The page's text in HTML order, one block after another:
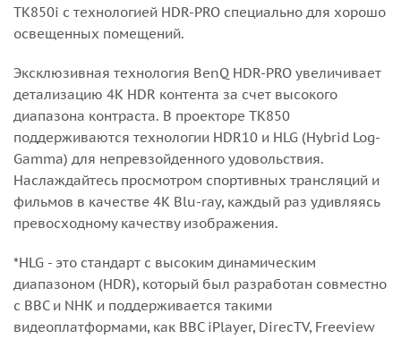
TK850i с технологией HDR-PRO специально для хорошо
освещенных помещений.
Эксклюзивная технология BenQ HDR-PRO увеличивает
детализацию 4K HDR контента за счет высокого
диапазона контраста. В проекторе TK850
поддерживаются технологии HDR10 и HLG (Hybrid Log-
Gamma) для непревзойденного удовольствия.
Наслаждайтесь просмотром спортивных трансляций и
фильмов в качестве 4K Blu-ray, каждый раз удивляясь
превосходному качеству изображения.
*HLG - это стандарт с высоким динамическим
диапазоном (HDR), который был разработан совместно
с BBC и NHK и поддерживается такими
видеоплатформами, как BBC iPlayer, DirecTV, Freeview